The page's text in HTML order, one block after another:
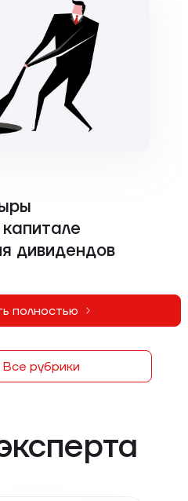
дивидендов
полностью
Все рубрики